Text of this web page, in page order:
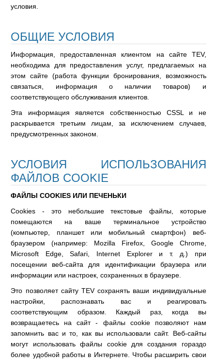
условия.
ОБЩИЕ УСЛОВИЯ
Информация, предоставленная клиентом на сайте TEV,
необходима для предоставления услуг, предлагаемых на
этом сайте (работа функции бронирования, возможность
связаться, информация о наличии товаров) и
соответствующего обслуживания клиентов.
Эта информация является собственностью CSSL и не
раскрывается третьим лицам, за исключением случаев,
предусмотренных законом.
УСЛОВИЯ ИСПОЛЬЗОВАНИЯ
ФАЙЛОВ COOKIE
ФАЙЛЫ COOKIES ИЛИ ПЕЧЕНЬКИ
Cookies - это небольшие текстовые файлы, которые
помещаются на ваше терминальное устройство
(компьютер, планшет или мобильный смартфон) веб-
браузером (например: Mozilla Firefox, Google Chrome,
Microsoft Edge, Safari, Internet Explorer и т. д.) при
посещении веб-сайта для идентификации браузера или
информации или настроек, сохраненных в браузере.
Это позволяет сайту TEV сохранять ваши индивидуальные
настройки, распознавать вас и реагировать
соответствующим образом. Каждый раз, когда вы
возвращаетесь на сайт - файлы cookie позволяют нам
запомнить вас и то, как вы использовали сайт. Веб-сайты
могут использовать файлы cookie для создания гораздо
более удобной работы в Интернете. Чтобы расширить свои